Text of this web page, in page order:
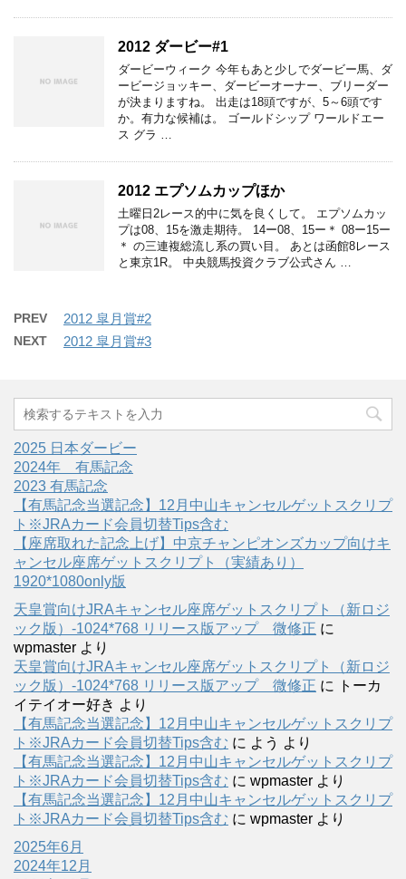
2012 ダービー#1
ダービーウィーク 今年もあと少しでダービー馬、ダ
ービージョッキー、ダービーオーナー、ブリーダー
が決まりますね。 出走は18頭ですが、5～6頭です
か。有力な候補は。 ゴールドシップ ワールドエー
ス グラ …
2012 エプソムカップほか
土曜日2レース的中に気を良くして。 エプソムカッ
プは08、15を激走期待。 14ー08、15ー＊ 08ー15ー
＊ の三連複総流し系の買い目。 あとは函館8レース
と東京1R。 中央競馬投資クラブ公式さん …
PREV 2012 皐月賞#2
NEXT 2012 皐月賞#3
2025 日本ダービー
2024年 有馬記念
2023 有馬記念
【有馬記念当選記念】12月中山キャンセルゲットスクリプ
ト※JRAカード会員切替Tips含む
【座席取れた記念上げ】中京チャンピオンズカップ向けキ
ャンセル座席ゲットスクリプト（実績あり）
1920*1080only版
天皇賞向けJRAキャンセル座席ゲットスクリプト（新ロジ
ック版）-1024*768 リリース版アップ 微修正 に
wpmaster より
天皇賞向けJRAキャンセル座席ゲットスクリプト（新ロジ
ック版）-1024*768 リリース版アップ 微修正 に
トーカ
イテイオー好き より
【有馬記念当選記念】12月中山キャンセルゲットスクリプ
ト※JRAカード会員切替Tips含む に よう より
【有馬記念当選記念】12月中山キャンセルゲットスクリプ
ト※JRAカード会員切替Tips含む に wpmaster より
【有馬記念当選記念】12月中山キャンセルゲットスクリプ
ト※JRAカード会員切替Tips含む に wpmaster より
2025年6月
2024年12月